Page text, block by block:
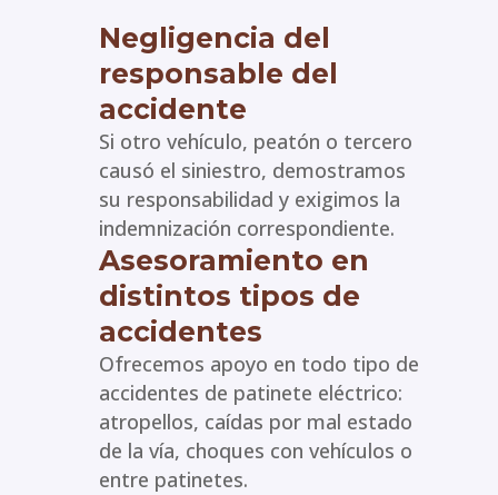
Negligencia del
responsable del
accidente
Si otro vehículo, peatón o tercero
causó el siniestro, demostramos
su responsabilidad y exigimos la
indemnización correspondiente.
Asesoramiento en
distintos tipos de
accidentes
Ofrecemos apoyo en todo tipo de
accidentes de patinete eléctrico:
atropellos, caídas por mal estado
de la vía, choques con vehículos o
entre patinetes.